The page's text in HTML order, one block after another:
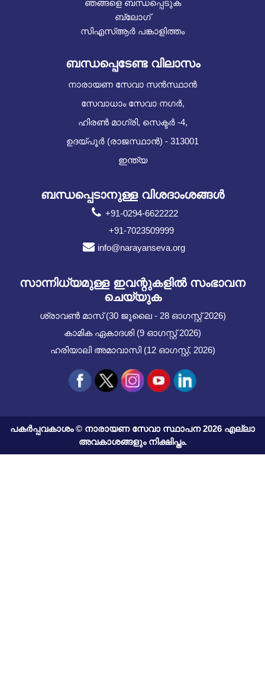
ഞങ്ങളെ ബന്ധപ്പെടുക
ബ്ലോഗ്
സിഎസ്ആർ പങ്കാളിത്തം
ബന്ധപ്പെടേണ്ട വിലാസം
നാരായണ സേവാ സൻസ്ഥാൻ
സേവാധാം സേവാ നഗർ,
ഹിരൺ മാഗ്രി, സെക്ടർ -4,
ഉദയ്പൂർ (രാജസ്ഥാൻ) - 313001
ഇന്ത്യ
ബന്ധപ്പെടാനുള്ള വിശദാംശങ്ങൾ
+91-0294-6622222
+91-7023509999
info@narayanseva.org
സാന്നിധ്യമുള്ള ഇവന്റുകളില്‍ സംഭാവന
ചെയ്യുക
ശ്രാവൺ മാസ് (30 ജൂലൈ - 28 ഓഗസ്റ്റ് 2026)
കാമിക ഏകാദശി (9 ഓഗസ്റ്റ് 2026)
ഹരിയാലി അമാവാസി (12 ഓഗസ്റ്റ്, 2026)
പകർപ്പവകാശം © നാരായണ സേവാ സ്ഥാപന 2026 എല്ലാ
അവകാശങ്ങളും നിക്ഷിപ്തം.